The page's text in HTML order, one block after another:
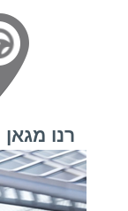
רנו מגאן